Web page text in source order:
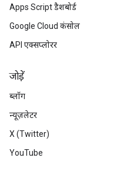
Apps Script डैशबोर्ड
Google Cloud कंसोल
API एक्सप्लोरर
जोड़ें
ब्लॉग
न्यूज़लेटर
X (Twitter)
YouTube